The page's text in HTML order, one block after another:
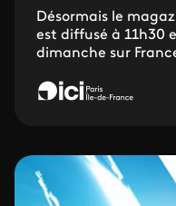
Désormais le
est diffusé à 11h30
dimanche sur